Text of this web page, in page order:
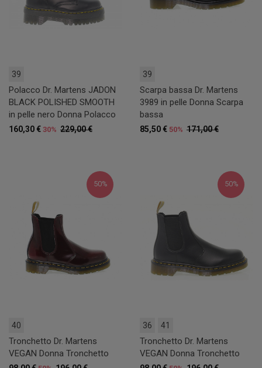
39
Polacco Dr. Martens JADON
BLACK POLISHED SMOOTH
in pelle nero Donna Polacco
229,00 €
160,30 € 30%
39
Scarpa bassa Dr. Martens
3989 in pelle Donna Scarpa
bassa
171,00 €
85,50 € 50%
50%
40
Tronchetto Dr. Martens
VEGAN Donna Tronchetto
50%
36 41
Tronchetto Dr. Martens
VEGAN Donna Tronchetto